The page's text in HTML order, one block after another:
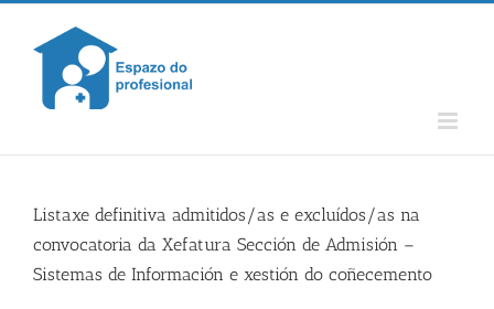
Skip
content
Listaxe definitiva admitidos/as e excluídos/as na
convocatoria da Xefatura Sección de Admisión –
Sistemas de Información e xestión do coñecemento